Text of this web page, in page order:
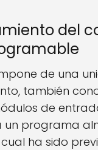
del
de una
también
de
un programa
ha sido